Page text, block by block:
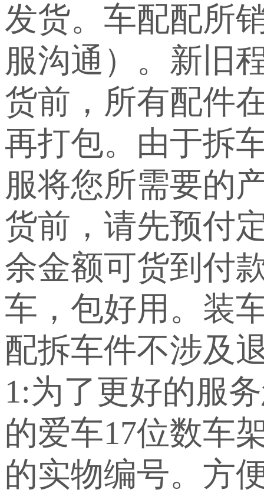
发货。车配配所
服沟通）。新旧
货前，所有配件
再打包。由于拆
服将您所需要的
货前，请先预付
余金额可货到付
车，包好用。装
配拆车件不涉及
1:为了更好的服
的爱车17位数车
的实物编号。方